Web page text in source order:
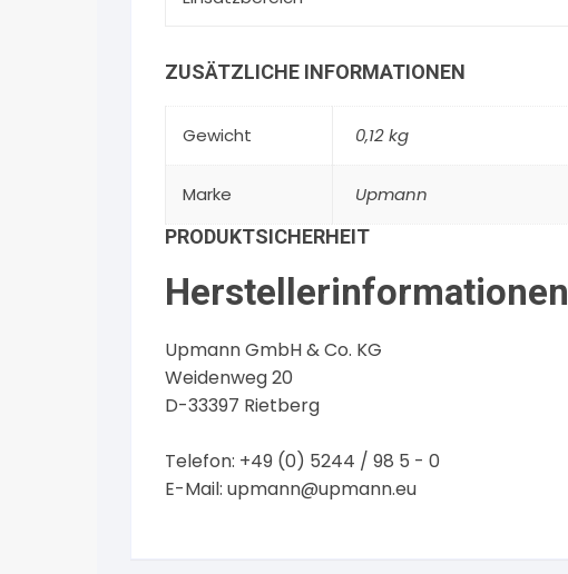
ZUSÄTZLICHE INFORMATIONEN
Gewicht 0,12 kg
Marke
Upmann
PRODUKTSICHERHEIT
Herstellerinformationen
Upmann GmbH & Co. KG
Weidenweg 20
D-33397 Rietberg
Telefon: +49 (0) 5244 / 98 5 - 0
E-Mail: upmann@upmann.eu